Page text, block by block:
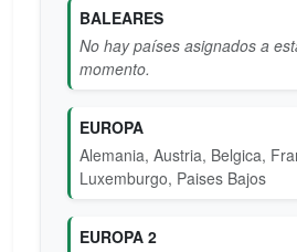
BALEARES
No hay países asignados a
momento.
EUROPA
Alemania, Austria, Belgica,
Luxemburgo, Paises Bajos
EUROPA 2